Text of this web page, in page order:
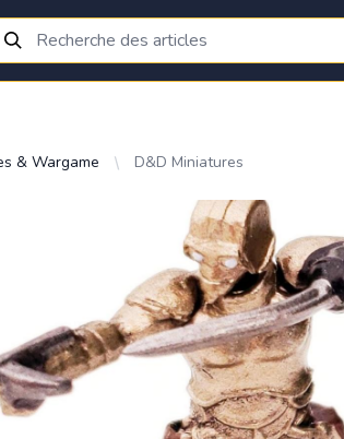
& Wargame D&D Miniatures